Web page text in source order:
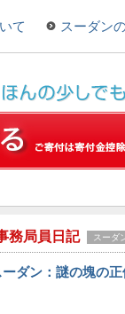
て スーダン
務局員日記 スーダ
ーダン：謎の塊の正